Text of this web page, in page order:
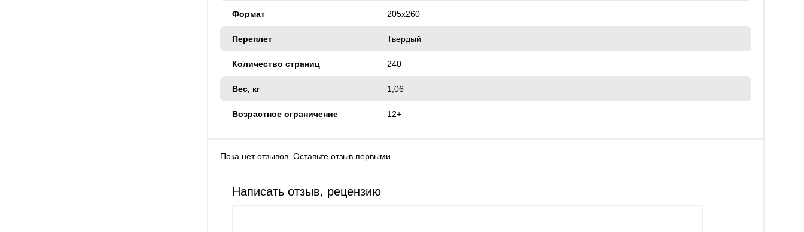
Формат 205x260
Переплет Твердый
Количество страниц 240
Вес, кг 1,06
Возрастное ограничение 12+
Пока нет отзывов. Оставьте отзыв первыми.
Написать отзыв, рецензию